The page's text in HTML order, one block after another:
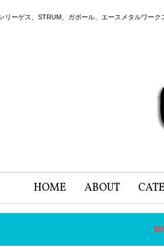
リーゲス、STRUM、ガボール、エースメタルワー
HOME ABOUT